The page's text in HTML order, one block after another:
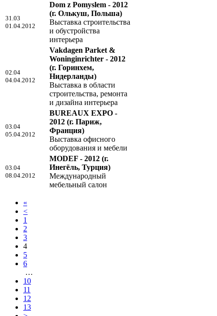
31.03
01.04.2012
Dom z Pomyslem - 2012
(г. Олькуш, Польша)
Выставка строительства
и обустройства
интерьера
02.04
04.04.2012
Vakdagen Parket &
Woninginrichter - 2012
(г. Горинхем,
Нидерланды)
Выставка в области
строительства, ремонта
и дизайна интерьера
03.04
05.04.2012
BUREAUX EXPO -
2012 (г. Париж,
Франция)
Выставка офисного
оборудования и мебели
03.04
08.04.2012
MODEF - 2012 (г.
Инегёль, Турция)
Международный
мебельный салон
«
<
1
2
3
4
5
6
…
10
11
12
13